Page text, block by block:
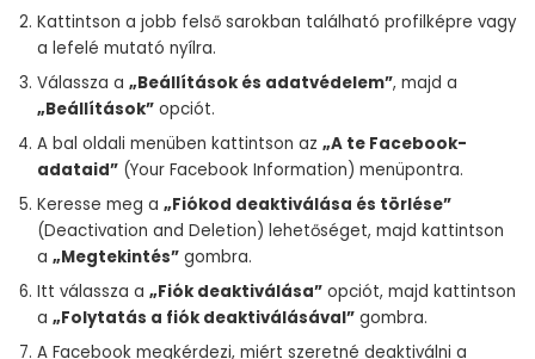
Kattintson a jobb felső sarokban található profilképre vagy
a lefelé mutató nyílra.
Válassza a „Beállítások és adatvédelem”, majd a
„Beállítások” opciót.
A bal oldali menüben kattintson az „A te Facebook-
adataid” (Your Facebook Information) menüpontra.
Keresse meg a „Fiókod deaktiválása és törlése”
(Deactivation and Deletion) lehetőséget, majd kattintson
a „Megtekintés” gombra.
Itt válassza a „Fiók deaktiválása” opciót, majd kattintson
a „Folytatás a fiók deaktiválásával” gombra.
A Facebook megkérdezi, miért szeretné deaktiválni a